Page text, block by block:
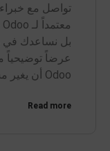
تواصل مع خبراء
بل نساعدك في
عرضاً توضيحياً
Odoo أن يغير مستقبل أعمالك]
Read more